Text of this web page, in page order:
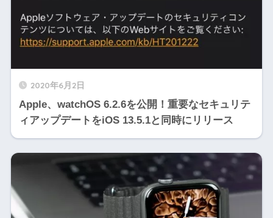
2020年6月2日
Apple、watchOS 6.2.6を公開！重要なセキュリテ
ィアップデートをiOS 13.5.1と同時にリリース